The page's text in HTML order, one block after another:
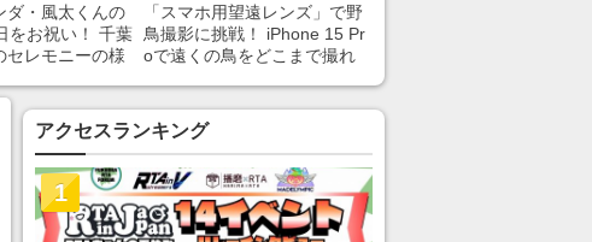
ダ・風太くんの
をお祝い！ 千葉
セレモニーの様
「スマホ用望遠レンズ」で野
鳥撮影に挑戦！ iPhone 15 Pr
oで遠くの鳥をどこまで撮れ
アクセスランキング
1